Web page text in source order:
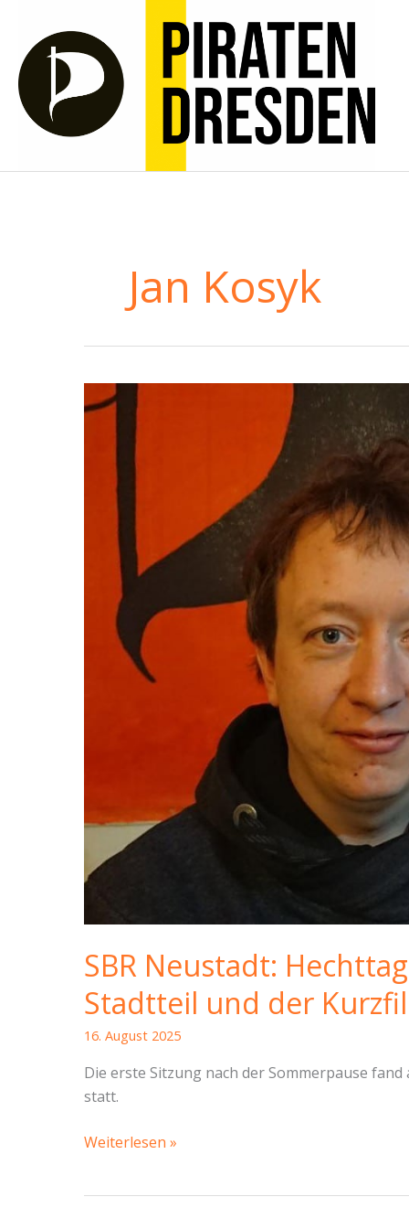
springen
Jan Kosyk
SBR Neustadt:
Stadtteil und der
16. August 2025
Die erste Sitzung nach der Sommerpause
statt.
SBR
Weiterlesen »